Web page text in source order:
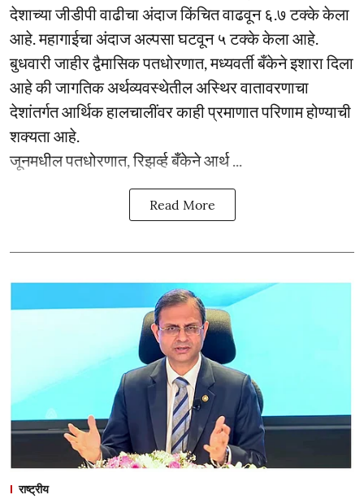
देशाच्या जीडीपी वाढीचा अंदाज किंचित वाढवून ६.७ टक्के केला
आहे. महागाईचा अंदाज अल्पसा घटवून ५ टक्के केला आहे.
बुधवारी जाहीर द्वैमासिक पतधोरणात, मध्यवर्ती बँकेने इशारा दिला
आहे की जागतिक अर्थव्यवस्थेतील अस्थिर वातावरणाचा
देशांतर्गत आर्थिक हालचालींवर काही प्रमाणात परिणाम होण्याची
शक्यता आहे.
जूनमधील पतधोरणात, रिझर्व्ह बँकेने आर्थ ...
Read More
राष्ट्रीय